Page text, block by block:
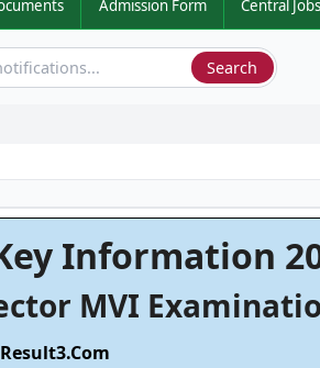
Documents Admission Form
Information
MVI